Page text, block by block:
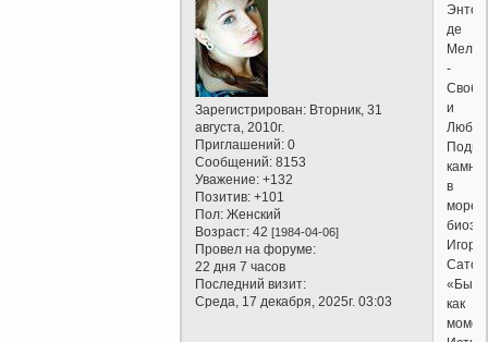
Зарегистрирован: Вторник, 31
августа, 2010г.
Приглашений: 0
Сообщений: 8153
Уважение: +132
Позитив: +101
Пол: Женский
Возраст: 42[1984-04-06]
Провел на форуме:
22 дня 7 часов
Последний визит:
Среда, 17 декабря, 2025г. 03:03
де
Мелло
-
и
камни
в
море
Игорь
как